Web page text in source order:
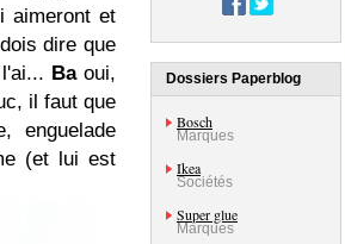
aimeront et
dire que
Baoui,
il faut que
enguelade
(et lui est
Dossiers Paperblog
Bosch
Marques
Ikea
Sociétés
Super glue
Marques